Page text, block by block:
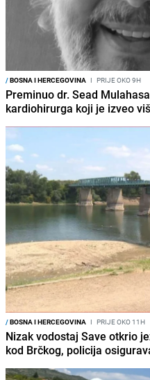
/BOSNA I HERCEGOVINA I PRIJE OKO 9H
Preminuo dr. Sead
kardiohirurga koji je izveo
/BOSNA I HERCEGOVINA I PRIJE OKO 11H
Nizak vodostaj Save otkrio
kod Brčkog, policija